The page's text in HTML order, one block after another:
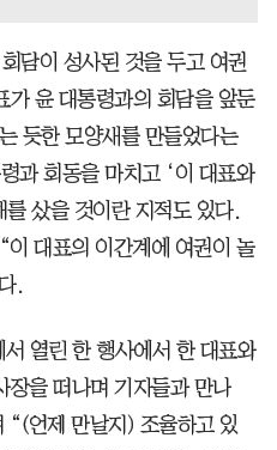
담이 성사된 것을 두고 여권
가 윤 대통령과의 회담을 앞둔
듯한 모양새를 만들었다는
과 회동을 마치고 ‘이 대표와
샀을 것이란 지적도 있다.
대표의 이간계에 여권이 놀
.
열린 한 행사에서 한 대표와
장을 떠나며 기자들과 만나
“(언제 만날지) 조율하고 있